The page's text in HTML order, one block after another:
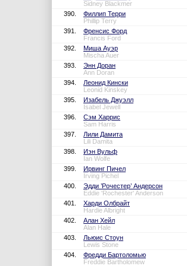
Sidney Blackmer
390.
Филлип Терри
Phillip Terry
391.
Френсис Форд
Francis Ford
392.
Миша Ауэр
Mischa Auer
393.
Энн Доран
Ann Doran
394.
Леонид Кински
Leonid Kinskey
395.
Изабель Джуэлл
Isabel Jewell
396.
Сэм Харрис
Sam Harris
397.
Лили Дамита
Lili Damita
398.
Иэн Вульф
Ian Wolfe
399.
Ирвинг Пичел
Irving Pichel
400.
Эдди ’Рочестер’ Андерсон
Eddie 'Rochester' Anderson
401.
Харди Олбрайт
Hardie Albright
402.
Алан Хейл
Alan Hale
403.
Льюис Стоун
Lewis Stone
404.
Фредди Бартоломью
Freddie Bartholomew